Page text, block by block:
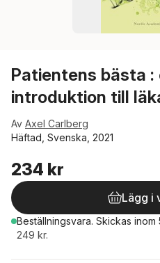
Patientens bästa :
introduktion till
Av Axel Carlberg
Häftad, Svenska, 2021
234 kr
Lägg i
Beställningsvara. Skickas inom
249 kr.